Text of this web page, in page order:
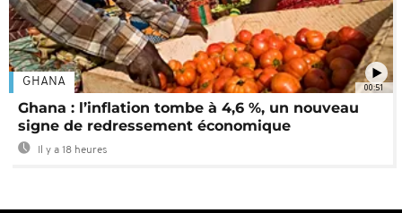
00:51
GHANA
Ghana : l’inflation tombe à 4,6 %, un nouveau
signe de redressement économique
Il y a 18 heures